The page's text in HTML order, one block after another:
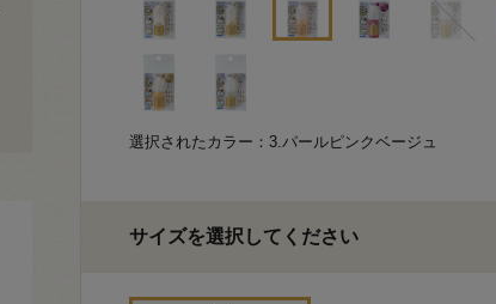
選択されたカラー：3.パールピンクベージュ
サイズを選択してください